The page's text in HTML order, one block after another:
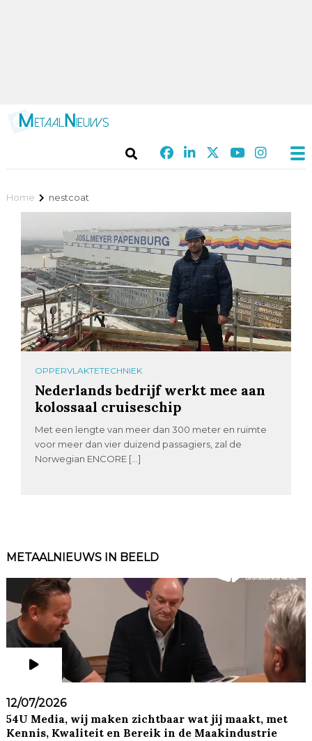
Home nestcoat
OPPERVLAKTETECHNIEK
Nederlands bedrijf werkt mee aan
kolossaal cruiseschip
Met een lengte van meer dan 300 meter en ruimte
voor meer dan vier duizend passagiers, zal de
Norwegian ENCORE […]
METAALNIEUWS IN BEELD
12/07/2026
54U Media, wij maken zichtbaar wat jij maakt, met
Kennis, Kwaliteit en Bereik in de Maakindustrie